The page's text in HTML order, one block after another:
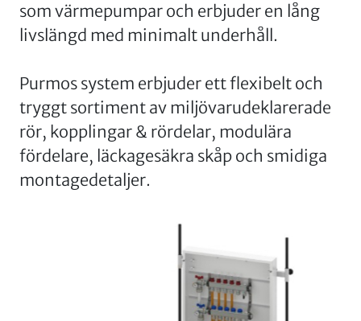
som värmepumpar och erbjuder en lång
livslängd med minimalt underhåll.
Purmos system erbjuder ett flexibelt och
tryggt sortiment av miljövarudeklarerade
rör, kopplingar & rördelar, modulära
fördelare, läckagesäkra skåp och smidiga
montagedetaljer.